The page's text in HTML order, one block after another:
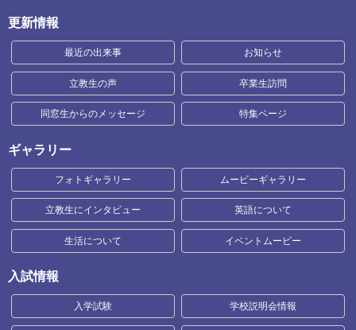
更新情報
最近の出来事 お知らせ
立教生の声 卒業生訪問
同窓生からのメッセージ 特集ページ
ギャラリー
フォトギャラリー ムービーギャラリー
立教生にインタビュー 英語について
生活について イベントムービー
入試情報
入学試験 学校説明会情報